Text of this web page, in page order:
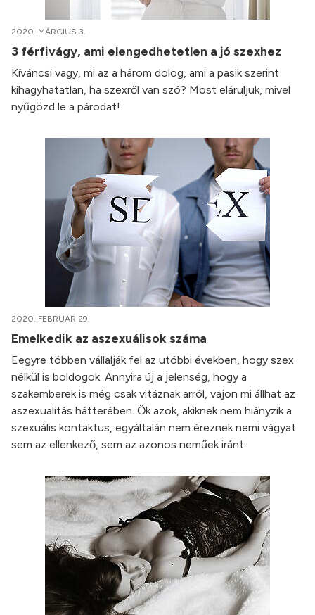
2020. MÁRCIUS 3.
3 férfivágy, ami elengedhetetlen a jó szexhez
Kíváncsi vagy, mi az a három dolog, ami a pasik szerint
kihagyhatatlan, ha szexről van szó? Most eláruljuk, mivel
nyűgözd le a párodat!
2020. FEBRUÁR 29.
Emelkedik az aszexuálisok száma
Eegyre többen vállalják fel az utóbbi években, hogy szex
nélkül is boldogok. Annyira új a jelenség, hogy a
szakemberek is még csak vitáznak arról, vajon mi állhat az
aszexualitás hátterében. Ők azok, akiknek nem hiányzik a
szexuális kontaktus, egyáltalán nem éreznek nemi vágyat
sem az ellenkező, sem az azonos neműek iránt.